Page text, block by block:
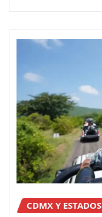
CDMX Y ESTADOS